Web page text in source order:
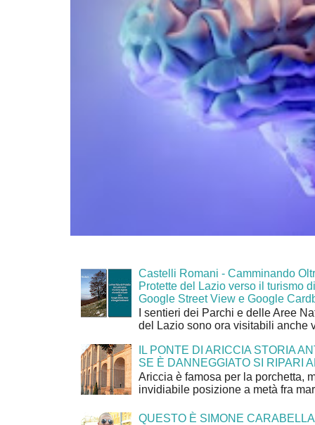
Castelli Romani - Camminando
Protette del Lazio verso il turismo
Google Street View e Google
I sentieri dei Parchi e delle Aree
del Lazio sono ora visitabili anche
IL PONTE DI ARICCIA STORIA
SE È DANNEGGIATO SI RIPARI
Ariccia è famosa per la porchetta,
invidiabile posizione a metà fra
QUESTO È SIMONE CARABELLA